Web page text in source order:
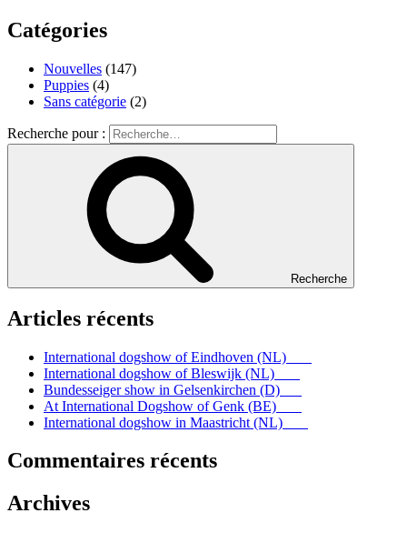
Catégories
Nouvelles (147)
Puppies (4)
Sans catégorie (2)
Recherche pour :
Recherche
Articles récents
International dogshow of Eindhoven (NL)
International dogshow of Bleswijk (NL)
Bundesseiger show in Gelsenkirchen (D)
At International Dogshow of Genk (BE)
International dogshow in Maastricht (NL)
Commentaires récents
Archives